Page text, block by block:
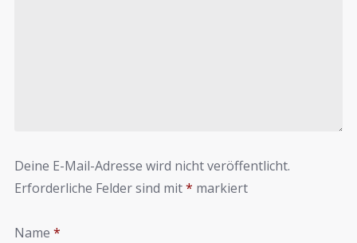
Deine E-Mail-Adresse wird nicht veröffentlicht.
Erforderliche Felder sind mit* markiert
Name *